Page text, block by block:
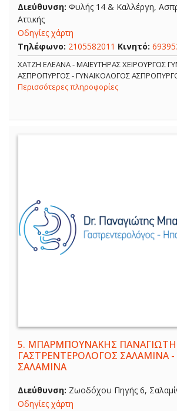
Διεύθυνση: Φυλής 14 & Καλλέργη,
Αττικής
Οδηγίες χάρτη
Τηλέφωνο: 2105582011 Κινητό:
ΧΑΤΖΗ ΕΛΕΑΝΑ - ΜΑΙΕΥΤΗΡΑΣ ΧΕΙΡΟΥΡΓΟΣ
ΑΣΠΡΟΠΥΡΓΟΣ - ΓΥΝΑΙΚΟΛΟΓΟΣ
Περισσότερες πληροφορίες
5. ΜΠΑΡΜΠΟΥΝΑΚΗΣ
ΓΑΣΤΡΕΝΤΕΡΟΛΟΓΟΣ ΣΑΛΑΜΙΝΑ
ΣΑΛΑΜΙΝΑ
Διεύθυνση: Ζωοδόχου Πηγής 6,
Οδηγίες χάρτη